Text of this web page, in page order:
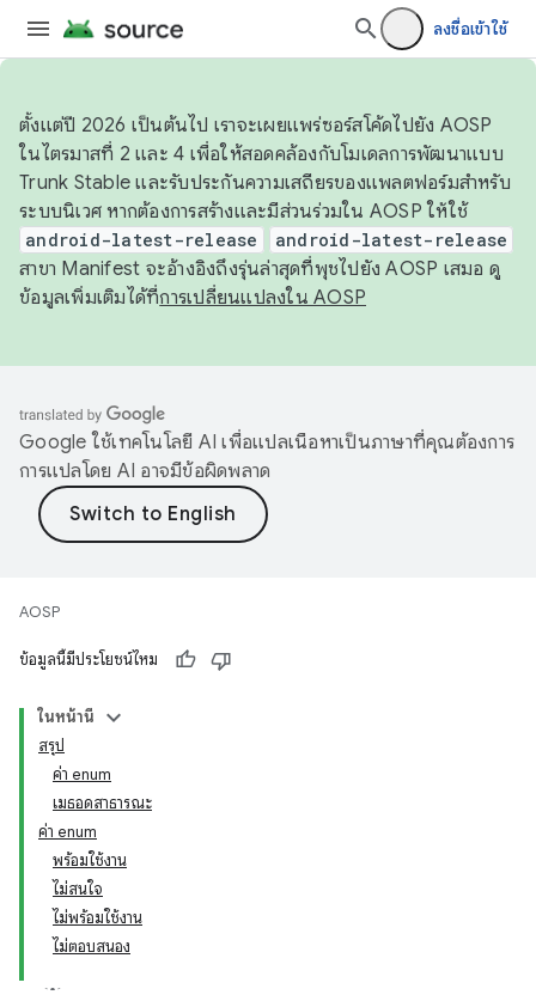
ลงชื่อเข้าใช้
ตั้งแต่ปี 2026 เป็นต้นไป เราจะเผยแพร่ซอร์สโค้ดไปยัง AOSP
ในไตรมาสที่ 2 และ 4 เพื่อให้สอดคล้องกับโมเดลการพัฒนาแบบ
Trunk Stable และรับประกันความเสถียรของแพลตฟอร์มสำหรับ
ระบบนิเวศ หากต้องการสร้างและมีส่วนร่วมใน AOSP ให้ใช้
android-latest-release android-latest-release
สาขา Manifest จะอ้างอิงถึงรุ่นล่าสุดที่พุชไปยัง AOSP เสมอ ดู
ข้อมูลเพิ่มเติมได้ที่การเปลี่ยนแปลงใน AOSP
Google ใช้เทคโนโลยี AI เพื่อแปลเนื้อหาเป็นภาษาที่คุณต้องการ
การแปลโดย AI อาจมีข้อผิดพลาด
AOSP
ข้อมูลนี้มีประโยชน์ไหม
ในหน้านี้
สรุป
ค่า enum
เมธอดสาธารณะ
ค่า enum
พร้อมใช้งาน
ไม่สนใจ
ไม่พร้อมใช้งาน
ไม่ตอบสนอง